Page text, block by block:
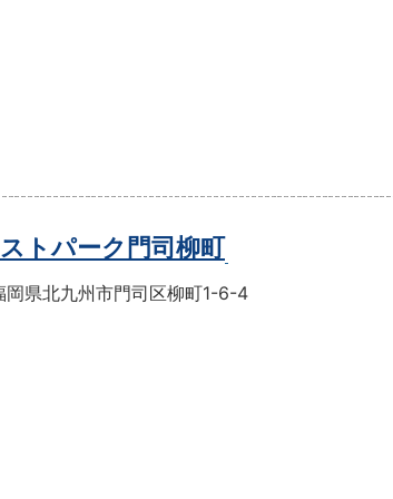
トパーク門司柳町
岡県北九州市門司区柳町1-6-4